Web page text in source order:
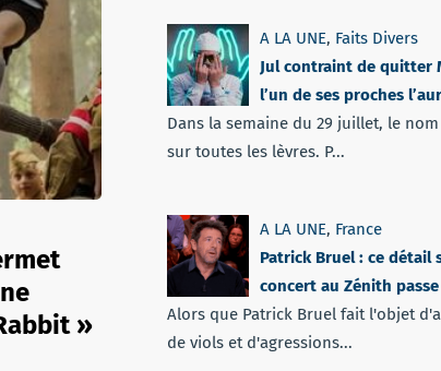
»
A LA UNE, Faits Divers
Jul contraint de quitter
l’un de ses proches
Dans la semaine du 29 juillet, le
sur toutes les lèvres. P...
A LA UNE, France
Patrick Bruel : ce détail
concert au Zénith
Alors que Patrick Bruel fait l'objet
de viols et d'agressions...